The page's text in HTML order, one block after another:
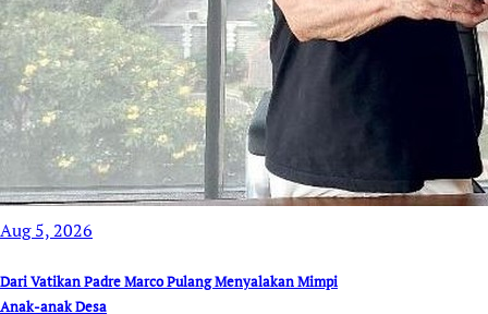
Aug 5, 2026
Dari Vatikan Padre Marco Pulang Menyalakan Mimpi
Anak-anak Desa